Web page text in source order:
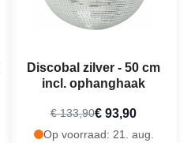
Discobal zilver - 50 cm
incl. ophanghaak
€ 133,90€ 93,90
Op voorraad: 21. aug.